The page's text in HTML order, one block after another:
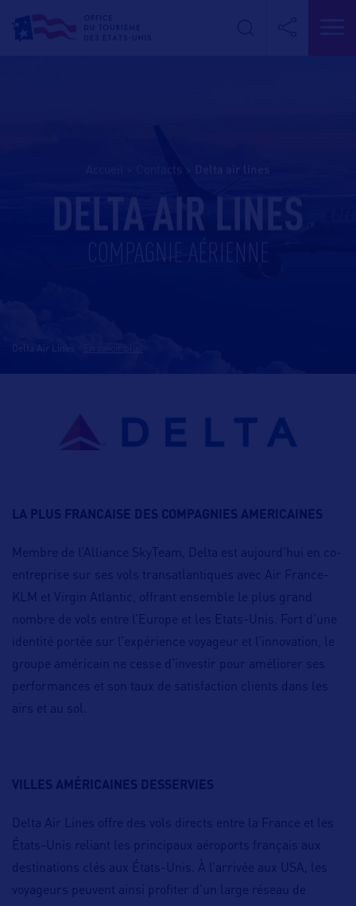
DELTA AIR LINES
COMPAGNIE AÉRIENNE
Delta Air Lines
LA PLUS FRANCAISE DES COMPAGNIES AMERICAINES
Membre de l’Alliance SkyTeam, Delta est aujourd’hui en co-
entreprise sur ses vols transatlantiques avec Air France-
KLM et Virgin Atlantic, offrant ensemble le plus grand
nombre de vols entre l’Europe et les Etats-Unis. Fort d’une
identité portée sur l’expérience voyageur et l’innovation, le
groupe américain ne cesse d’investir pour améliorer ses
performances et son taux de satisfaction clients dans les
airs et au sol.
VILLES AMÉRICAINES DESSERVIES
Delta Air Lines offre des vols directs entre la France et les
États-Unis reliant les principaux aéroports français aux
destinations clés aux États-Unis. À l’arrivée aux USA, les
voyageurs peuvent ainsi profiter d’un large réseau de